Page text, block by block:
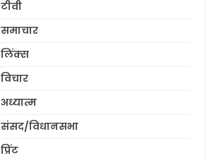
टीवी
समाचार
लिंक्स
विचार
अध्यात्म
संसद/विधानसभा
प्रिंट